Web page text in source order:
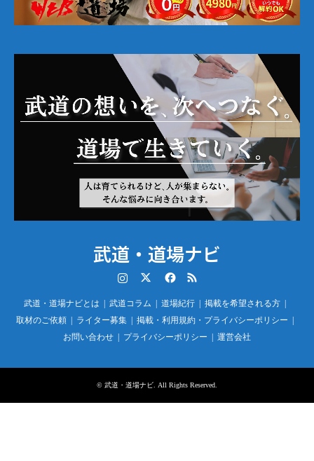
武道・道場ナビ
RSS
武道・道場ナビとは 武道コラム 道場紀行
掲載を希望される方
取材のご依頼
ライター募集
掲載・利用規約・プライバシーポリシー
お問い合わせ
プライバシーポリシー 運営会社
© 武道・道場ナビ. All Rights Reserved.